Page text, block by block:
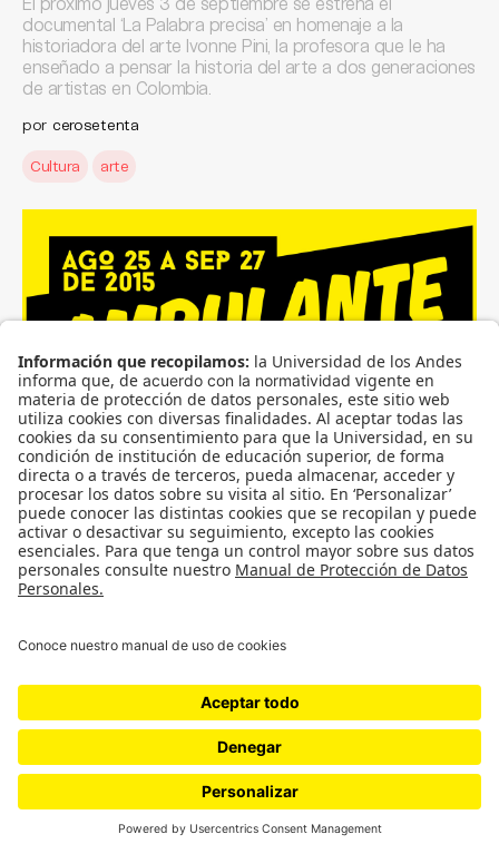
documental ‘La Palabra precisa’ en homenaje a la
historiadora del arte Ivonne Pini, la profesora que le ha
enseñado a pensar la historia del arte a dos generaciones
de artistas en Colombia.
por cerosetenta
Cultura arte
Festival Ambulante en los
Andes
El festival de documental más grande de América Latina
llega por segunda vez a Colombia. La Universidad de los
Andes se une a esta gira de Ambulante y presenta cuatro
funciones con entrada gratuita.
porcerosetenta
Cultura Colombia